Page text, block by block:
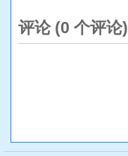
评论 (0 个评论)